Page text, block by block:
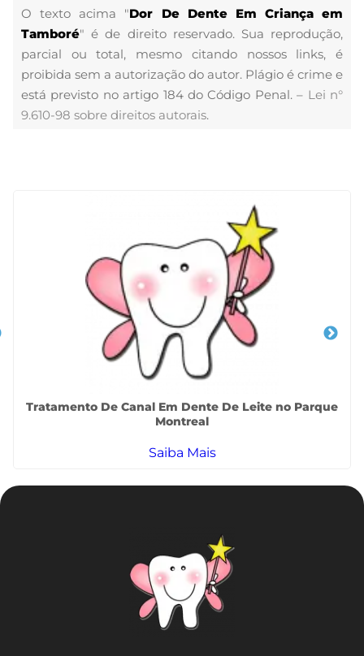
O texto acima "Dor De Dente Em Criança em
Tamboré" é de direito reservado. Sua reprodução,
parcial ou total, mesmo citando nossos links, é
proibida sem a autorização do autor. Plágio é crime e
está previsto no artigo 184 do Código Penal. – Lei n°
9.610-98 sobre direitos autorais.
Tratamento De Canal Em Dente De Leite no Parque
Montreal
Saiba Mais